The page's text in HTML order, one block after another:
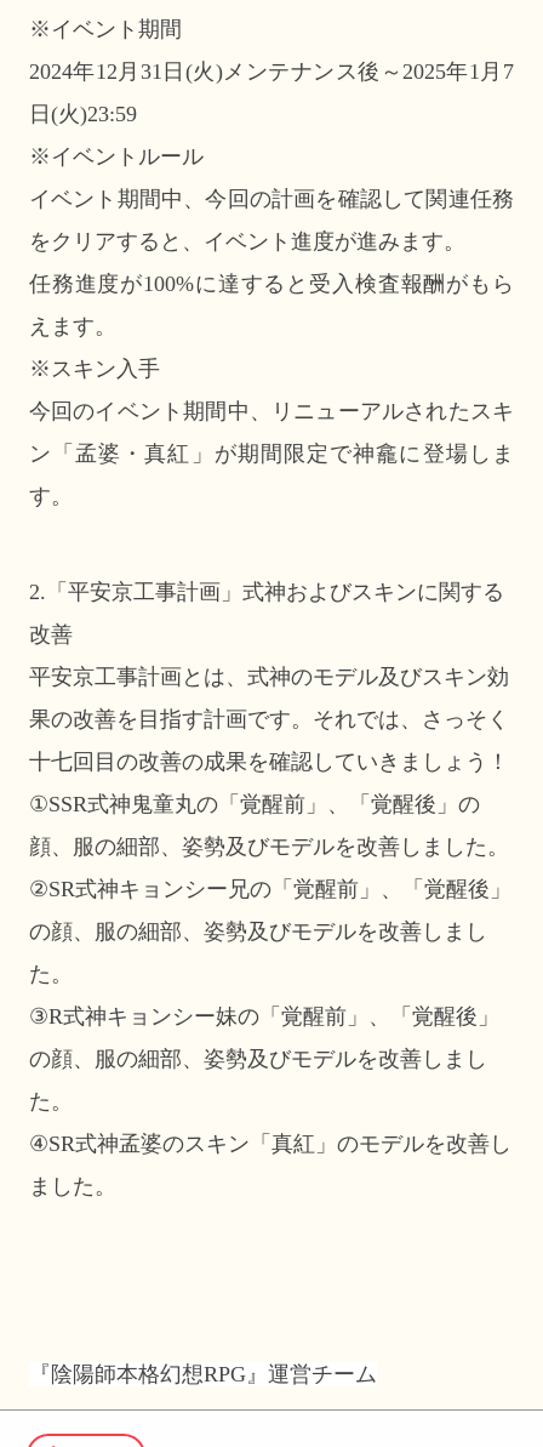
※イベント期間
2024年12月31日(火)メンテナンス後～2025年1月7
日(火)23:59
※イベントルール
イベント期間中、今回の計画を確認して関連任務
をクリアすると、イベント進度が進みます。
任務進度が100%に達すると受入検査報酬がもら
えます。
※スキン入手
今回のイベント期間中、リニューアルされたスキ
ン「孟婆・真紅」が期間限定で神龕に登場しま
す。
2.「平安京工事計画」式神およびスキンに関する
改善
平安京工事計画とは、式神のモデル及びスキン効
果の改善を目指す計画です。それでは、さっそく
十七回目の改善の成果を確認していきましょう！
①SSR式神鬼童丸の「覚醒前」、「覚醒後」の
顔、服の細部、姿勢及びモデルを改善しました。
②SR式神キョンシー兄の「覚醒前」、「覚醒後」
の顔、服の細部、姿勢及びモデルを改善しまし
た。
③R式神キョンシー妹の「覚醒前」、「覚醒後」
の顔、服の細部、姿勢及びモデルを改善しまし
た。
④SR式神孟婆のスキン「真紅」のモデルを改善し
ました。
『陰陽師本格幻想RPG』運営チーム